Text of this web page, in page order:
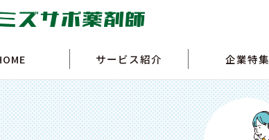
サービス紹介 企業特集